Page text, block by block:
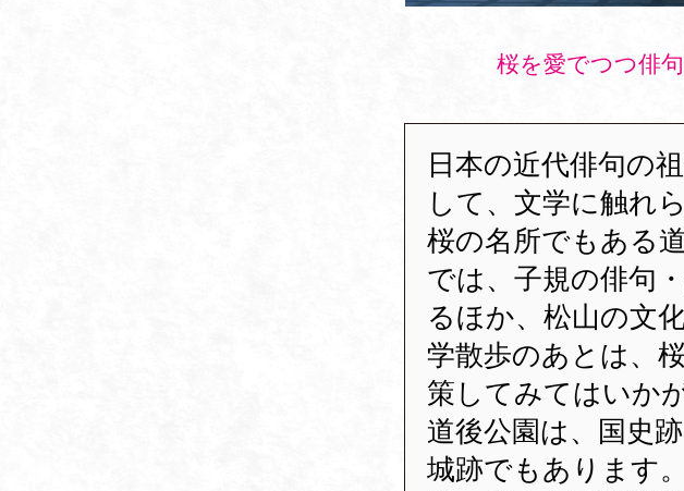
桜を愛でつつ俳
日本の近代俳句の
して、文学に触れ
桜の名所でもある
では、子規の俳句
るほか、松山の文
学散歩のあとは、
策してみてはいか
道後公園は、国史
城跡でもあります